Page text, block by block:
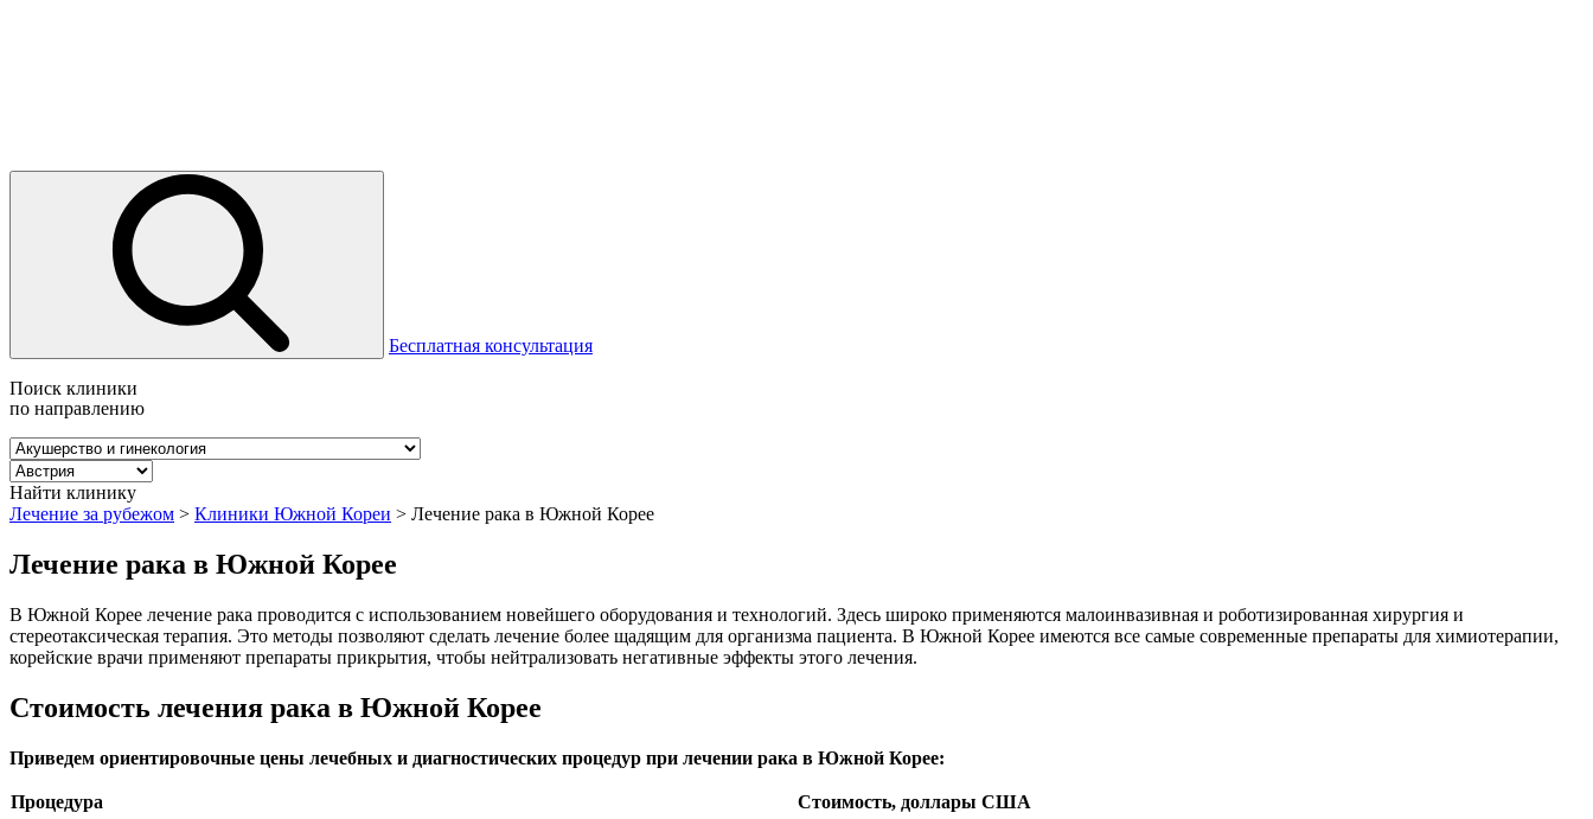
Бесплатная консультация
Поиск клиники
по направлению
Найти клинику
Лечение за рубежом > Клиники Южной Кореи > Лечение рака в Южной Корее
Лечение рака в Южной Корее
В Южной Корее лечение рака проводится с использованием новейшего оборудования и технологий. Здесь широко применяются малоинвазивная и роботизированная хирургия и
стереотаксическая терапия. Это методы позволяют сделать лечение более щадящим для организма пациента. В Южной Корее имеются все самые современные препараты для химиотерапии,
корейские врачи применяют препараты прикрытия, чтобы нейтрализовать негативные эффекты этого лечения.
Стоимость лечения рака в Южной Корее
Приведем ориентировочные цены лечебных и диагностических процедур при лечении рака в Южной Корее:
Процедура
Стоимость, доллары США